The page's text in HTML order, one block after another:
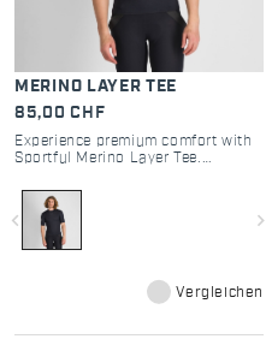
MERINO LAYER TEE
85,00 CHF
Experience premium comfort with
Sportful Merino Layer Tee.
merino warmth and polyamide
durability for elite cycling
performance.
navigate_before navigate_next
Vergleichen